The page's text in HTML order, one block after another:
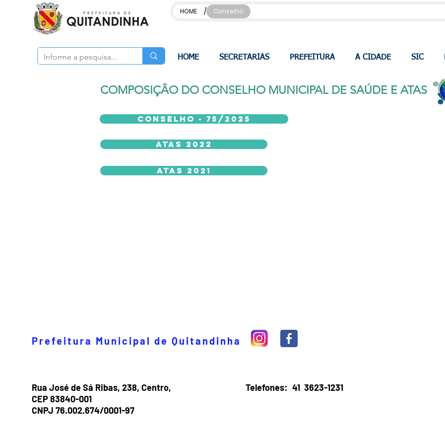
HOME / Conselho
HOME SECRETARIAS PREFEITURA A CIDADE SIC
COMPOSIÇÃO DO CONSELHO MUNICIPAL DE SAÚDE E ATAS
CONSELHO - 75/2025
ATAS 2022
ATAS 2021
Prefeitura Municipal de Quitandinha
Rua José de Sá Ribas, 238, Centro,
CEP 83840-001
CNPJ 76.002.674/0001-97
Telefones: 41 3623-1231